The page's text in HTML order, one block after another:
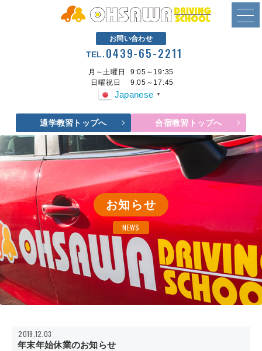
お問い合わせ
TEL. 0439-65-2211
月～土曜日
9:05～19:35
日曜祝日
9:05～17:45
Japanese ▼
通学教習トップへ 合宿教習トップへ
お知らせ
NEWS
2019.12.03
年末年始休業のお知らせ